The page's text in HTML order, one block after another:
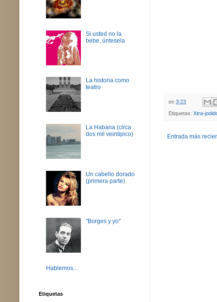
en 3:23
Etiquetas: Xtra-
Entrada más
Si usted no la
bebe, úntesela
La historia como
teatro
La Habana (circa
dos mil veintipico)
Un cabello dorado
(primera parte)
"Borges y yo"
Hablemos...
Etiquetas